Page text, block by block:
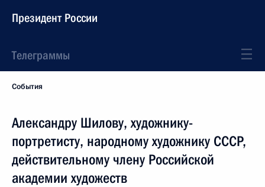
Президент России
Телеграммы
События
Александру Шилову, художнику-
портретисту, народному художнику СССР,
действительному члену Российской
академии художеств